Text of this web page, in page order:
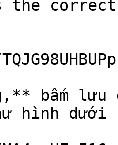
bấm
hình dưới